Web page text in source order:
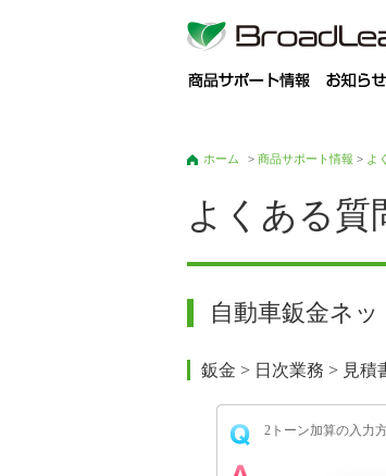
ホーム > 商品サポート情報 > よ
よくある質
自動車鈑金ネ
鈑金 > 日次業務 > 見積
2トーン加算の入力